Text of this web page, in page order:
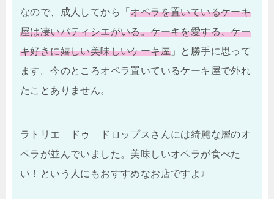
なので、成人してから「オペラを置いているケーキ
屋は凄いパティシエがいる。ケーキを愛する、ケー
キ好きに嬉しい美味しいケーキ屋 」と勝手に思って
ます。今のところオペラ置いているケーキ屋で外れ
たことありません。
ラトリエ ドゥ ドロップスさんには綺麗な層のオ
ペラが並んでいました。美味しいオペラが食べた
い！という人にもおすすめなお店ですよ♩